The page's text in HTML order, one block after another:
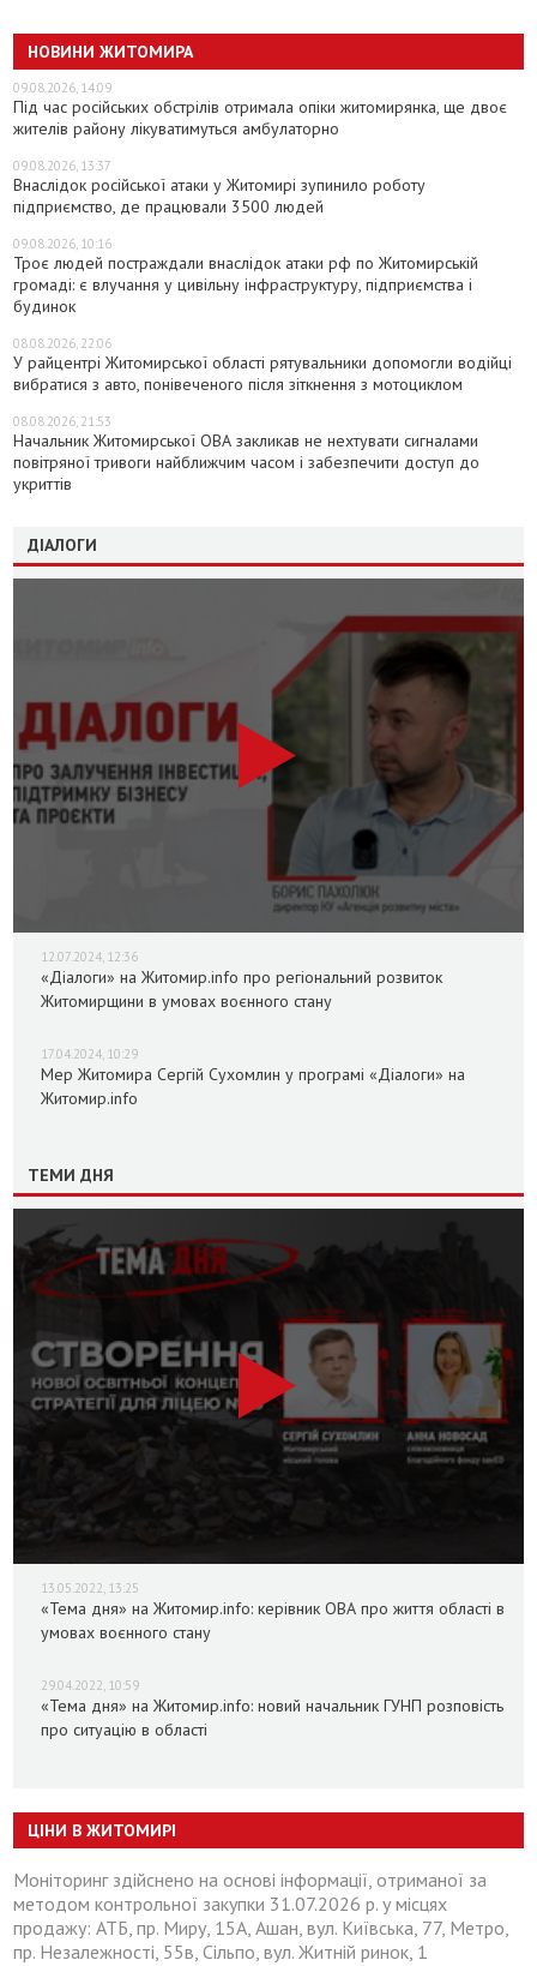
НОВИНИ ЖИТОМИРА
09.08.2026, 14:09
Під час російських обстрілів отримала опіки житомирянка, ще двоє
жителів району лікуватимуться амбулаторно
09.08.2026, 13:37
Внаслідок російської атаки у Житомирі зупинило роботу
підприємство, де працювали 3500 людей
09.08.2026, 10:16
Троє людей постраждали внаслідок атаки рф по Житомирській
громаді: є влучання у цивільну інфраструктуру, підприємства і
будинок
08.08.2026, 22:06
У райцентрі Житомирської області рятувальники допомогли водійці
вибратися з авто, понівеченого після зіткнення з мотоциклом
08.08.2026, 21:53
Начальник Житомирської ОВА закликав не нехтувати сигналами
повітряної тривоги найближчим часом і забезпечити доступ до
укриттів
ДІАЛОГИ
12.07.2024, 12:36
«Діалоги» на Житомир.info про регіональний розвиток
Житомирщини в умовах воєнного стану
17.04.2024, 10:29
Мер Житомира Сергій Сухомлин у програмі «Діалоги» на
Житомир.info
ТЕМИ ДНЯ
13.05.2022, 13:25
«Тема дня» на Житомир.info: керівник ОВА про життя області в
умовах воєнного стану
29.04.2022, 10:59
«Тема дня» на Житомир.info: новий начальник ГУНП розповість
про ситуацію в області
ЦІНИ В ЖИТОМИРІ
Моніторинг здійснено на основі інформації, отриманої за
методом контрольної закупки 31.07.2026 р. у місцях
продажу: АТБ, пр. Миру, 15А, Ашан, вул. Київська, 77, Метро,
пр. Незалежності, 55в, Сільпо, вул. Житній ринок, 1